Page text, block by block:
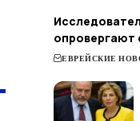
опровергают
ЕВРЕЙСКИЕ